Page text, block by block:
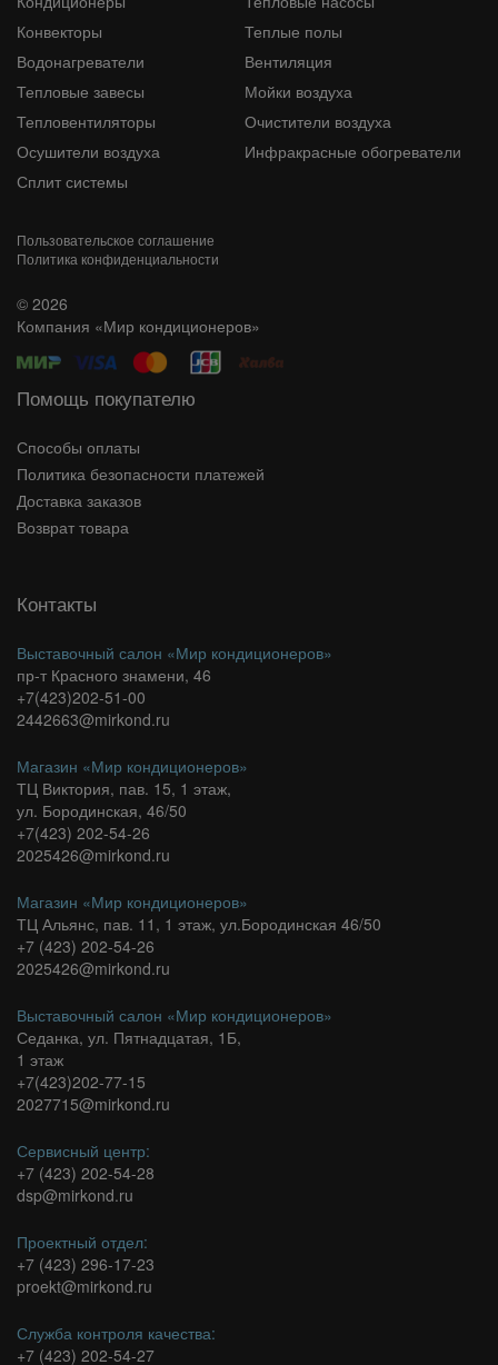
Конвекторы
Теплые полы
Водонагреватели
Вентиляция
Тепловые завесы
Мойки воздуха
Тепловентиляторы
Очистители воздуха
Осушители воздуха
Инфракрасные обогреватели
Сплит системы
Пользовательское соглашение
Политика конфиденциальности
© 2026
Компания «Мир кондиционеров»
Помощь покупателю
Способы оплаты
Политика безопасности платежей
Доставка заказов
Возврат товара
Контакты
Выставочный салон «Мир кондиционеров»
пр-т Красного знамени, 46
+7(423)202-51-00
2442663@mirkond.ru
Магазин «Мир кондиционеров»
ТЦ Виктория, пав. 15, 1 этаж,
ул. Бородинская, 46/50
+7(423) 202-54-26
2025426@mirkond.ru
Магазин «Мир кондиционеров»
ТЦ Альянс, пав. 11, 1 этаж, ул.Бородинская 46/50
+7 (423) 202-54-26
2025426@mirkond.ru
Выставочный салон «Мир кондиционеров»
Седанка, ул. Пятнадцатая, 1Б,
1 этаж
+7(423)202-77-15
2027715@mirkond.ru
Сервисный центр:
+7 (423) 202-54-28
dsp@mirkond.ru
Проектный отдел:
+7 (423) 296-17-23
proekt@mirkond.ru
Служба контроля качества:
+7 (423) 202-54-27